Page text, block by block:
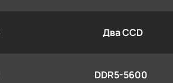
Два CCD
DDR5-5600